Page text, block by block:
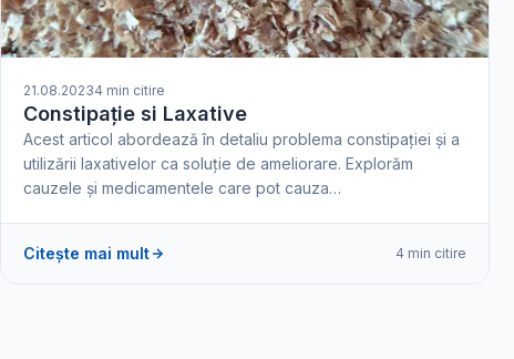
21.08.20234 min citire
Constipație si Laxative
Acest articol abordează în detaliu problema constipației și a
utilizării laxativelor ca soluție de ameliorare. Explorăm
cauzele și medicamentele care pot cauza…
Citește mai mult 4 min citire